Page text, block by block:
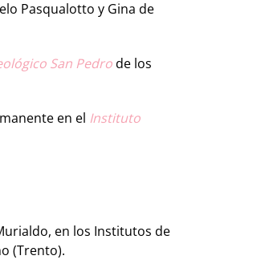
Pasqualotto y Gina de
San Pedrode los
en el Instituto
en los Institutos de
(Trento).